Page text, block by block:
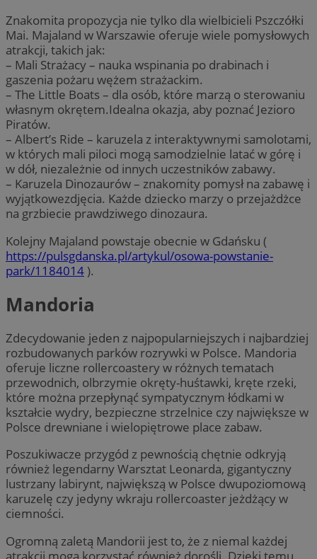
Znakomita propozycja nie tylko dla wielbicieli Pszczółki
Mai. Majaland w Warszawie oferuje wiele pomysłowych
atrakcji, takich jak:
– Mali Strażacy – nauka wspinania po drabinach i
gaszenia pożaru wężem strażackim.
– The Little Boats – dla osób, które marzą o sterowaniu
własnym okrętem.Idealna okazja, aby poznać Jezioro
Piratów.
– Albert’s Ride – karuzela z interaktywnymi samolotami,
w których mali piloci mogą samodzielnie latać w górę i
w dół, niezależnie od innych uczestników zabawy.
– Karuzela Dinozaurów – znakomity pomysł na zabawę i
wyjątkowezdjęcia. Każde dziecko marzy o przejażdżce
na grzbiecie prawdziwego dinozaura.
Kolejny Majaland powstaje obecnie w Gdańsku (
https://pulsgdanska.pl/artykul/osowa-powstanie-
park/1184014 ).
Mandoria
Zdecydowanie jeden z najpopularniejszych i najbardziej
rozbudowanych parków rozrywki w Polsce. Mandoria
oferuje liczne rollercoastery w różnych tematach
przewodnich, olbrzymie okręty-huśtawki, kręte rzeki,
które można przepłynąć sympatycznym łódkami w
kształcie wydry, bezpieczne strzelnice czy największe w
Polsce drewniane i wielopiętrowe place zabaw.
Poszukiwacze przygód z pewnością chętnie odkryją
również legendarny Warsztat Leonarda, gigantyczny
lustrzany labirynt, największą w Polsce dwupoziomową
karuzelę czy jedyny wkraju rollercoaster jeżdżący w
ciemności.
Ogromną zaletą Mandorii jest to, że z niemal każdej
atrakcji mogą korzystać również dorośli. Dzięki temu